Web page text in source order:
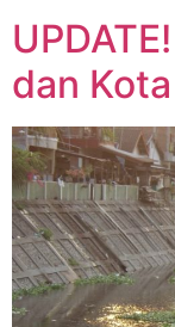
dan Kota